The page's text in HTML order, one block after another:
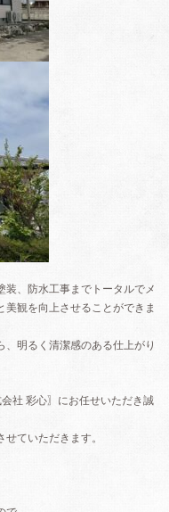
、防水工事までトータルでメ
観を向上させることができま
明るく清潔感のある仕上がり
社 彩心〗にお任せいただき誠
ていただきます。